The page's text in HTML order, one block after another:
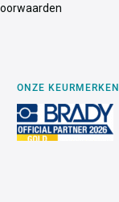
ONZE KEURMERKEN